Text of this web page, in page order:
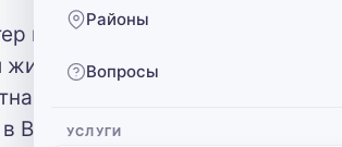
Районы
Вопросы
УСЛУГИ
приезжает в
разводы,
с велюра,
Выборгский и